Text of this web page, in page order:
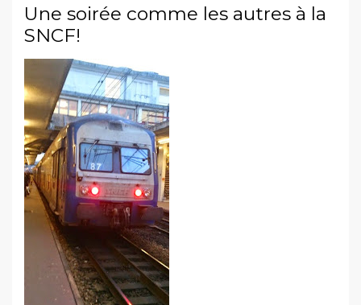
ON
Une soirée comme les autres à la
SNCF!